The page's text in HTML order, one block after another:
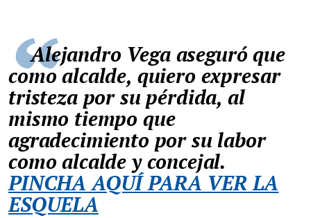
Alejandro Vega aseguró que
como alcalde, quiero expresar
tristeza por su pérdida, al
mismo tiempo que
agradecimiento por su labor
como alcalde y concejal.
PINCHA AQUÍ PARA VER LA
ESQUELA